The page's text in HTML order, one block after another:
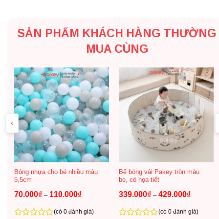
– Quây cũi nhựa Pakey Babyhome NC02 có thể dễ dàng
chuyển đổi thành kệ, tủ để đồ khi bé lớn.
– Quây bám chắc chắn trên bề mặt sàn gạch, sàn gỗ,
thảm.
SẢN PHẨM KHÁCH HÀNG THƯỜNG
MUA CÙNG
‹
Bóng nhựa cho bé nhiều màu
5,5cm
70.000₫ – 110.000₫Khoảng
70.000₫
đến
(có 0 đánh giá)
Bể bóng vải Pakey tròn màu
be, có họa tiết
339.000₫ – 429.000₫Khoảng
339.000₫
đến
(có 0 đánh giá)